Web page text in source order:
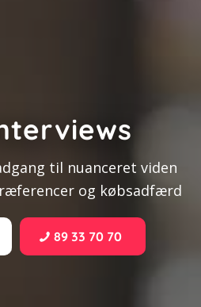
til nuanceret viden
og købsadfærd
89 33 70 70